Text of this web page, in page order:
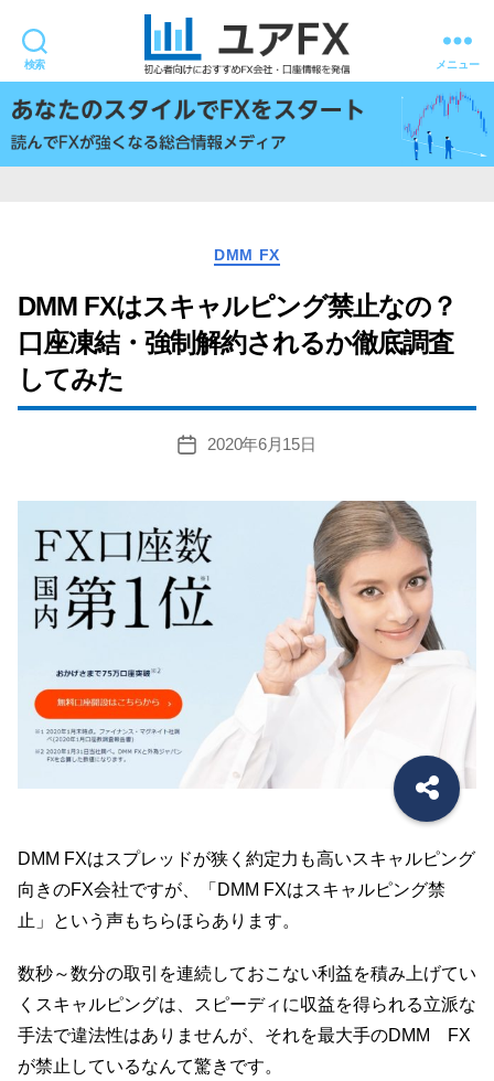
検索
ユ
ア
FX
メニュー
カ
テ
ゴ
リ
ー
DMM FX
DMM FXはスキャルピング禁止なの？
口座凍結・強制解約されるか徹底調査
してみた
投
2020年6月15日
DMM FXはスプレッドが狭く約定力も高いスキャルピング
向きのFX会社ですが、「DMM FXはスキャルピング禁
止」という声もちらほらあります。
数秒～数分の取引を連続しておこない利益を積み上げてい
くスキャルピングは、スピーディに収益を得られる立派な
手法で違法性はありませんが、それを最大手のDMM FX
が禁止しているなんて驚きです。